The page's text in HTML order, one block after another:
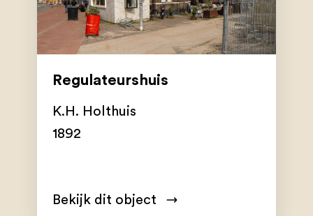
Regulateurshuis
K.H. Holthuis
1892
Bekijk dit object